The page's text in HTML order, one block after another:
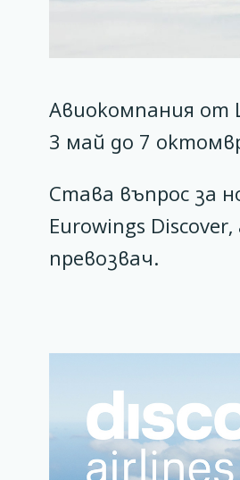
Авиокомпания от
3 май до 7
Става въпрос за
Eurowings
превозвач.